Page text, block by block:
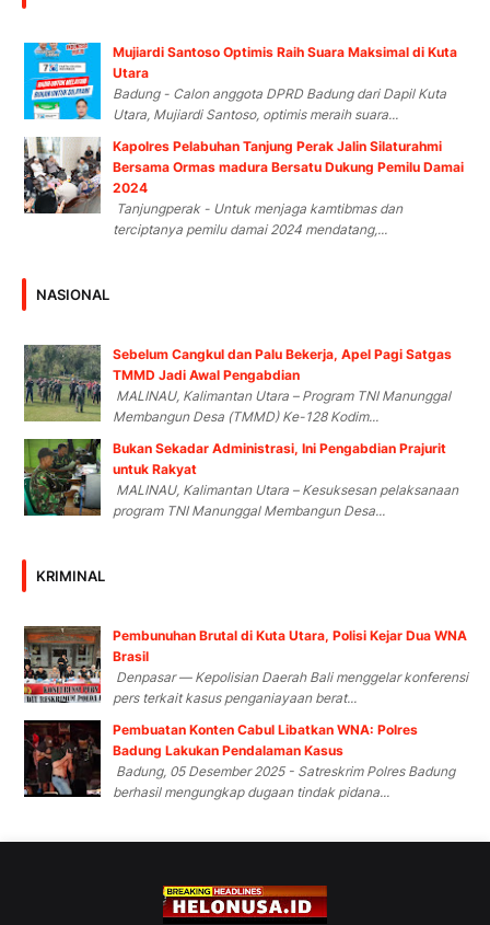
Mujiardi Santoso Optimis Raih Suara Maksimal di Kuta
Utara
Badung - Calon anggota DPRD Badung dari Dapil Kuta
Utara, Mujiardi Santoso, optimis meraih suara...
Kapolres Pelabuhan Tanjung Perak Jalin Silaturahmi
Bersama Ormas madura Bersatu Dukung Pemilu Damai
2024
Tanjungperak - Untuk menjaga kamtibmas dan
terciptanya pemilu damai 2024 mendatang,...
NASIONAL
Sebelum Cangkul dan Palu Bekerja, Apel Pagi Satgas
TMMD Jadi Awal Pengabdian
MALINAU, Kalimantan Utara – Program TNI Manunggal
Membangun Desa (TMMD) Ke-128 Kodim...
Bukan Sekadar Administrasi, Ini Pengabdian Prajurit
untuk Rakyat
MALINAU, Kalimantan Utara – Kesuksesan pelaksanaan
program TNI Manunggal Membangun Desa...
KRIMINAL
Pembunuhan Brutal di Kuta Utara, Polisi Kejar Dua WNA
Brasil
Denpasar — Kepolisian Daerah Bali menggelar konferensi
pers terkait kasus penganiayaan berat...
Pembuatan Konten Cabul Libatkan WNA: Polres
Badung Lakukan Pendalaman Kasus
Badung, 05 Desember 2025 - Satreskrim Polres Badung
berhasil mengungkap dugaan tindak pidana...